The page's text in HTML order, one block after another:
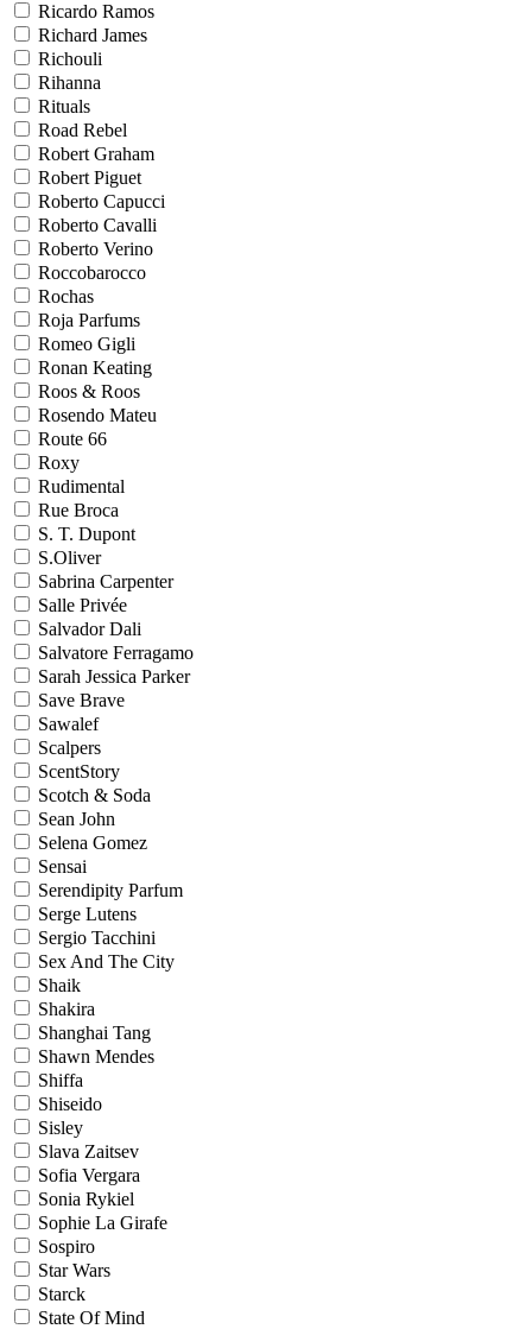
Ricardo Ramos
Richard James
Richouli
Rihanna
Rituals
Road Rebel
Robert Graham
Robert Piguet
Roberto Capucci
Roberto Cavalli
Roberto Verino
Roccobarocco
Rochas
Roja Parfums
Romeo Gigli
Ronan Keating
Roos & Roos
Rosendo Mateu
Route 66
Roxy
Rudimental
Rue Broca
S. T. Dupont
S.Oliver
Sabrina Carpenter
Salle Privée
Salvador Dali
Salvatore Ferragamo
Sarah Jessica Parker
Save Brave
Sawalef
Scalpers
ScentStory
Scotch & Soda
Sean John
Selena Gomez
Sensai
Serendipity Parfum
Serge Lutens
Sergio Tacchini
Sex And The City
Shaik
Shakira
Shanghai Tang
Shawn Mendes
Shiffa
Shiseido
Sisley
Slava Zaitsev
Sofia Vergara
Sonia Rykiel
Sophie La Girafe
Sospiro
Star Wars
Starck
State Of Mind